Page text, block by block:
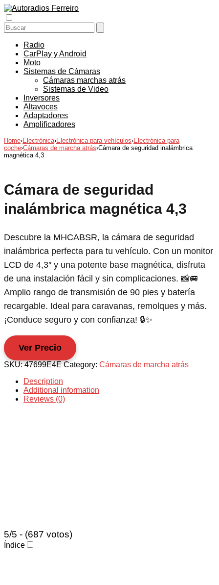
Radio
CarPlay y Android
Moto
Sistemas de Cámaras
Cámaras marchas atrás
Sistemas de Video
Inversores
Altavoces
Adaptadores
Amplificadores
Home›Electrónica›Electrónica para vehículos›Electrónica para
coche›Cámaras de marcha atrás›Cámara de seguridad inalámbrica
magnética 4,3
Cámara de seguridad
inalámbrica magnética 4,3
Descubre la MHCABSR, la cámara de seguridad
inalámbrica perfecta para tu vehículo. Con un monitor
LCD de 4,3″ y una potente base magnética, disfruta
de una instalación fácil y sin complicaciones. 📸🚐
Amplio rango de transmisión de 90 pies y batería
recargable. Ideal para caravanas, remolques y más.
¡Conduce seguro y con confianza! 🔒✨
Ver Precio
SKU:47699E4E Category: Cámaras de marcha atrás
Description
Additional information
Reviews (0)
5/5 - (687 votos)
Índice